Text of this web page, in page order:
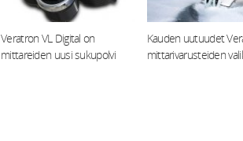
Veratron VL Digital on
mittareiden uusi sukupolvi
Kauden uutuudet
mittarivarusteiden